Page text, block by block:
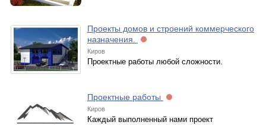
Проекты домов и строений коммерческого
назначения.
Киров
Проектные работы любой сложности.
Проектные работы
Киров
Каждый выполненный нами проект